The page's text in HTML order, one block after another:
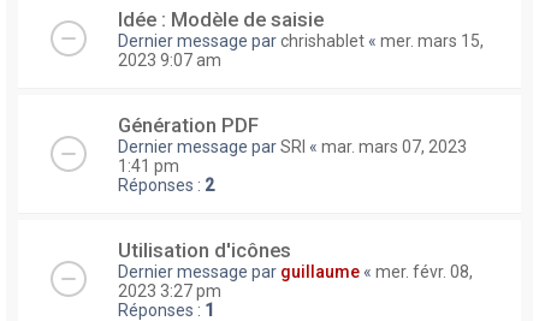
Idée : Modèle de saisie
Dernier message parchrishablet « mer. mars 15,
2023 9:07 am
Génération PDF
Dernier message parSRI « mar. mars 07, 2023
1:41 pm
Réponses : 2
Utilisation d'icônes
Dernier message par guillaume « mer. févr. 08,
2023 3:27 pm
Réponses : 1